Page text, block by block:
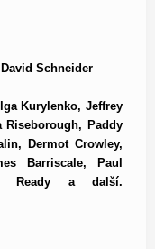
Schneider
Kurylenko, Jeffrey
Riseborough, Paddy
Dermot Crowley,
Barriscale, Paul
Ready a další.